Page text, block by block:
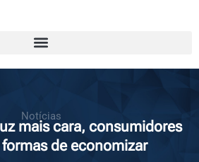
Notícias
mais cara, consumidores
de economizar